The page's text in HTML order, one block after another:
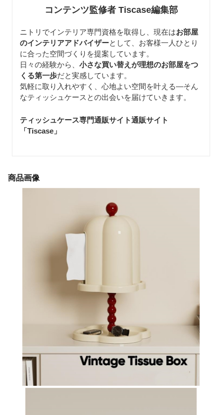
コンテンツ監修者 Tiscase編集部
ニトリでインテリア専門資格を取得し、現在はお部屋
のインテリアアドバイザーとして、お客様一人ひとり
に合った空間づくりを提案しています。
日々の経験から、 小さな買い替えが理想のお部屋をつ
くる第一歩だと実感しています。
気軽に取り入れやすく、心地よい空間を叶える—そん
なティッシュケースとの出会いを届けていきます。
ティッシュケース専門通販サイト通販サイト
「Tiscase 」
商品画像